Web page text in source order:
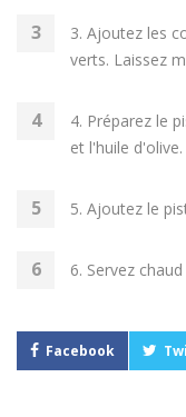
3. Ajoutez les
verts. Laissez
4. Préparez le
et l'huile d'olive.
5. Ajoutez le
6. Servez
Facebook